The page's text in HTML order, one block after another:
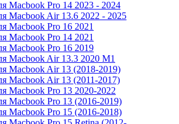
Macbook Pro 14 2023 - 2024
Macbook Air 13.6 2022 - 2025
Macbook Pro 16 2021
Macbook Pro 14 2021
Macbook Pro 16 2019
Macbook Air 13.3 2020 M1
Macbook Air 13 (2018-2019)
Macbook Air 13 (2011-2017)
Macbook Pro 13 2020-2022
Macbook Pro 13 (2016-2019)
Macbook Pro 15 (2016-2018)